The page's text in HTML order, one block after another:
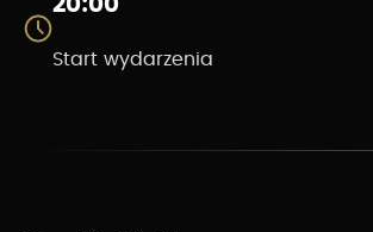
Start wydarzenia